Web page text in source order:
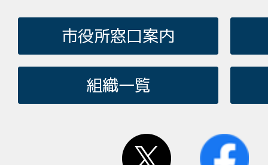
市役所窓口案内
組織一覧